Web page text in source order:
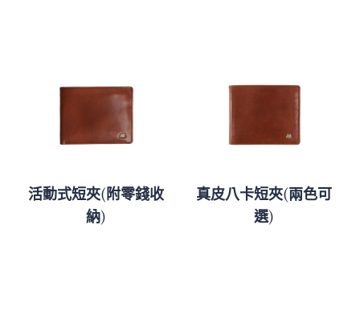
活動式短夾(附零錢收
納)
真皮八卡短夾(兩色可
選)